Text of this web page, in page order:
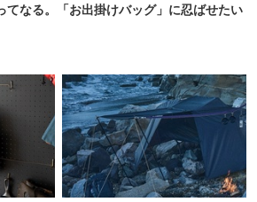
てなる。「お出掛けバッグ」に忍ばせたい